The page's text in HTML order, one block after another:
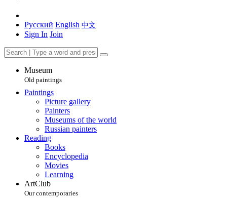
Русский English 中文
Sign In Join
Museum
Old paintings
Paintings
Picture gallery
Painters
Museums of the world
Russian painters
Reading
Books
Encyclopedia
Movies
Learning
ArtClub
Our contemporaries